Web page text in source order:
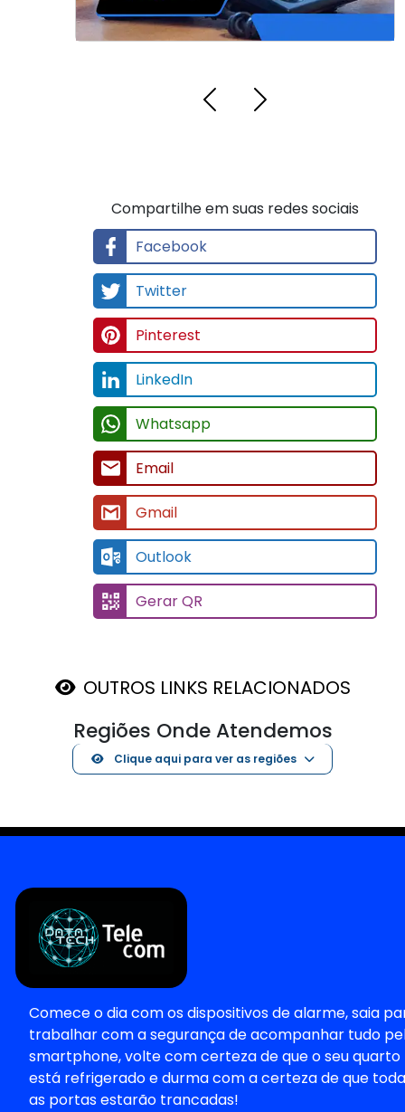
Compartilhe em suas redes sociais
Facebook
Twitter
Pinterest
LinkedIn
Whatsapp
Email
Gmail
Outlook
Gerar QR
OUTROS LINKS RELACIONADOS
Regiões Onde Atendemos
Clique aqui para ver as regiões
Comece o dia com os dispositivos de alarme, saia
trabalhar com a segurança de acompanhar tudo
smartphone, volte com certeza de que o seu quarto
está refrigerado e durma com a certeza de que
as portas estarão trancadas!